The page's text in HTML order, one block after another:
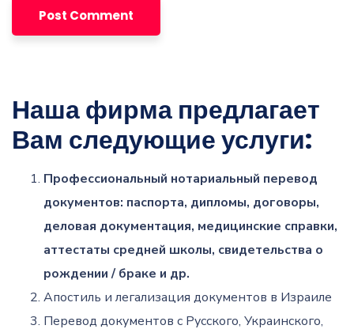
Наша фирма предлагает
Вам следующие услуги:
Профессиональный нотариальный перевод
документов: паспорта, дипломы, договоры,
деловая документация, медицинские справки,
аттестаты средней школы, свидетельства о
рождении / браке и др.
Апостиль и легализация документов в Израиле
Перевод документов с Русского, Украинского,